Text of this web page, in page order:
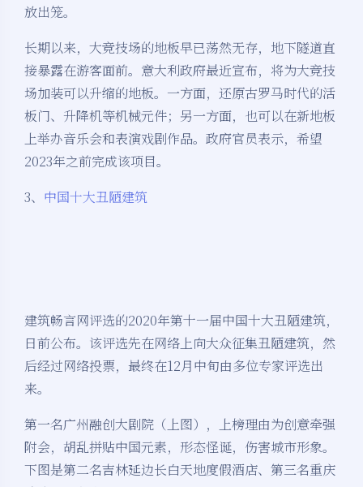
放出笼。
长期以来，大竞技场的地板早已荡然无存，地下隧道直
接暴露在游客面前。意大利政府最近宣布，将为大竞技
场加装可以升缩的地板。一方面，还原古罗马时代的活
板门、升降机等机械元件；另一方面，也可以在新地板
上举办音乐会和表演戏剧作品。政府官员表示，希望
2023年之前完成该项目。
3、 中国十大丑陋建筑
建筑畅言网评选的2020年第十一届中国十大丑陋建筑，
日前公布。该评选先在网络上向大众征集丑陋建筑，然
后经过网络投票，最终在12月中旬由多位专家评选出
来。
第一名广州融创大剧院（上图），上榜理由为创意牵强
附会，胡乱拼贴中国元素，形态怪诞，伤害城市形象。
下图是第二名吉林延边长白天地度假酒店、第三名重庆